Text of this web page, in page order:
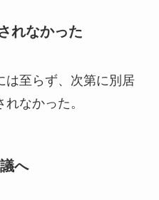
れなかった
は至らず、次第に別居
なかった。
へ